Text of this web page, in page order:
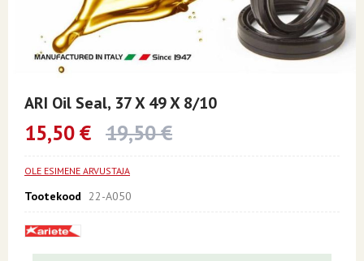
beginning
images
ARI Oil Seal, 37 X 49 X 8/10
15,50 € 19,50 €
OLE ESIMENE ARVUSTAJA
Tootekood 22-A050